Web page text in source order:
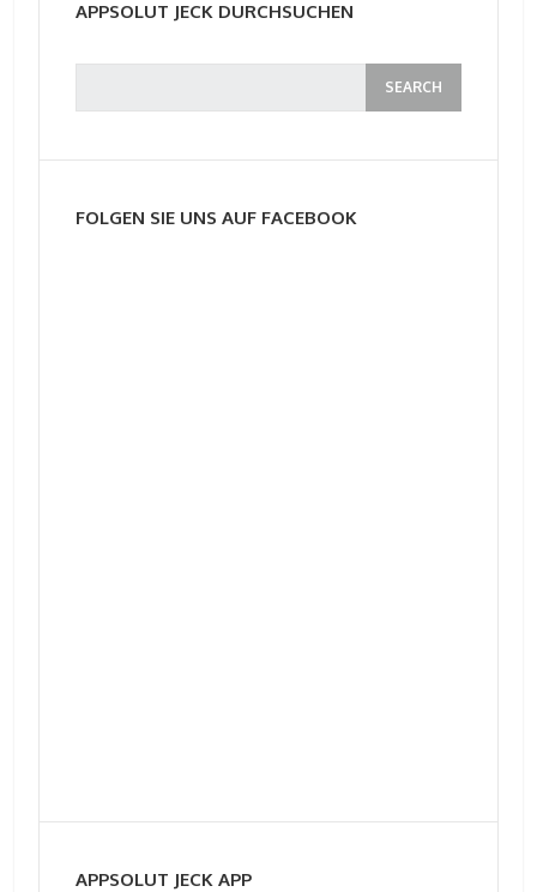
APPSOLUT JECK DURCHSUCHEN
FOLGEN SIE UNS AUF FACEBOOK
APPSOLUT JECK APP